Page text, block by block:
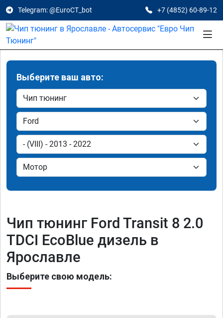
Telegram: @EuroCT_bot +7 (4852) 60-89-12
Выберите ваш авто:
Чип тюнинг Ford Transit 8 2.0
TDCI EcoBlue дизель в
Ярославле
Выберите свою модель: